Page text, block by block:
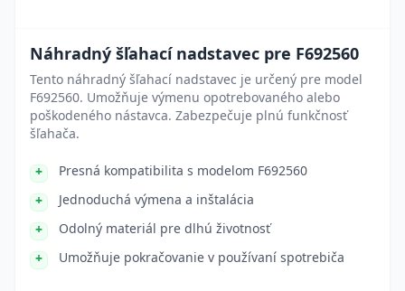
Náhradný šľahací nadstavec pre F692560
Tento náhradný šľahací nadstavec je určený pre model
F692560. Umožňuje výmenu opotrebovaného alebo
poškodeného nástavca. Zabezpečuje plnú funkčnosť
šľahača.
Presná kompatibilita s modelom F692560
Jednoduchá výmena a inštalácia
Odolný materiál pre dlhú životnosť
Umožňuje pokračovanie v používaní spotrebiča